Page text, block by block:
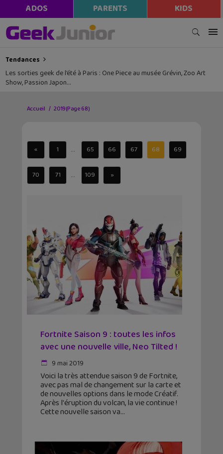
ADOS PARENTS KIDS
Tendances
Les sorties geek de l’été à Paris : One Piece au musée Grévin, Zoo Art
Show, Passion Japon…
Accueil 2019(Page 68)
« 1 ... 65 66 67 68 69
70 71 ... 109 »
Fortnite Saison 9 : toutes les infos
avec une nouvelle ville, Neo Tilted !
9 mai 2019
Voici la très attendue saison 9 de Fortnite,
avec pas mal de changement sur la carte et
de nouvelles options dans le mode Créatif.
Après l'éruption du volcan, la vie continue !
Cette nouvelle saison va